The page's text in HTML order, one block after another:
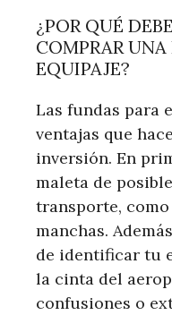
¿POR QUÉ
COMPRAR
EQUIPAJE?
Las fundas para
ventajas que
inversión. En
maleta de
transporte,
manchas.
de identificar tu
la cinta del
confusiones o